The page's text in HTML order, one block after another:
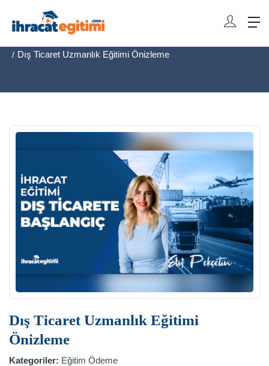
Eğitim Ödeme
Dış Ticaret Uzmanlık Eğitimi Önizleme
Dış Ticaret Uzmanlık Eğitimi
Önizleme
Kategoriler: Eğitim Ödeme